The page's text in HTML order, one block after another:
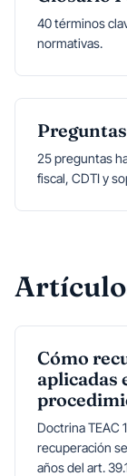
40 términos
normativas.
25 preguntas
fiscal, CDTI y
Cómo
aplicadas
Doctrina TEAC
recuperación
años del art.